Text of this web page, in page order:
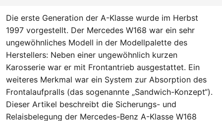
Die erste Generation der A-Klasse wurde im Herbst
1997 vorgestellt. Der Mercedes W168 war ein sehr
ungewöhnliches Modell in der Modellpalette des
Herstellers: Neben einer ungewöhnlich kurzen
Karosserie war er mit Frontantrieb ausgestattet. Ein
weiteres Merkmal war ein System zur Absorption des
Frontalaufpralls (das sogenannte „Sandwich-Konzept“).
Dieser Artikel beschreibt die Sicherungs- und
Relaisbelegung der Mercedes-Benz A-Klasse W168